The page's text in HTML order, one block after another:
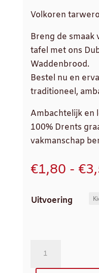
Volkoren
Breng de smaak
tafel met ons
Waddenbrood.
Bestel nu en
traditioneel,
Ambachtelijk en
100% Drents
vakmanschap
€1,80 - €
Uitvoering